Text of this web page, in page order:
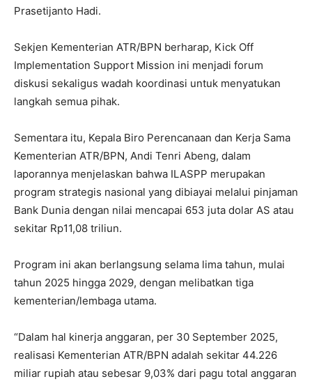
Prasetijanto Hadi.
Sekjen Kementerian ATR/BPN berharap, Kick Off
Implementation Support Mission ini menjadi forum
diskusi sekaligus wadah koordinasi untuk menyatukan
langkah semua pihak.
Sementara itu, Kepala Biro Perencanaan dan Kerja Sama
Kementerian ATR/BPN, Andi Tenri Abeng, dalam
laporannya menjelaskan bahwa ILASPP merupakan
program strategis nasional yang dibiayai melalui pinjaman
Bank Dunia dengan nilai mencapai 653 juta dolar AS atau
sekitar Rp11,08 triliun.
Program ini akan berlangsung selama lima tahun, mulai
tahun 2025 hingga 2029, dengan melibatkan tiga
kementerian/lembaga utama.
“Dalam hal kinerja anggaran, per 30 September 2025,
realisasi Kementerian ATR/BPN adalah sekitar 44.226
miliar rupiah atau sebesar 9,03% dari pagu total anggaran